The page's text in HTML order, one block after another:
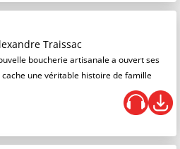
Traissac
boucherie artisanale a ouvert ses
une véritable histoire de famille